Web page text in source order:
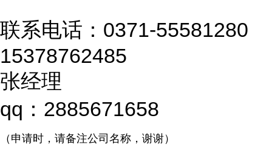
联系电话：0371-55581280
15378762485
张经理
qq：2885671658
（申请时，请备注公司名称，谢谢）